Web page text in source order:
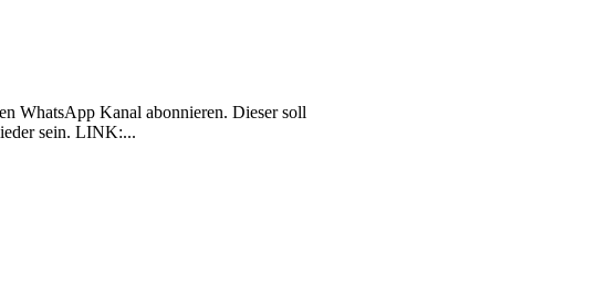
WhatsApp Kanal abonnieren. Dieser soll
sein. LINK:...